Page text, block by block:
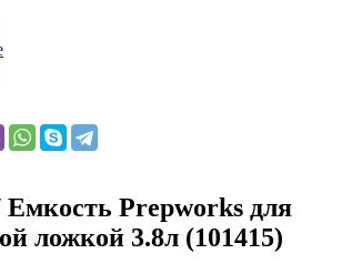
Емкость Prepworks для
ложкой 3.8л (101415)